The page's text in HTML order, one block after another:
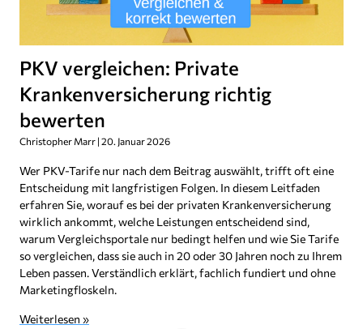
PKV vergleichen: Private
Krankenversicherung richtig
bewerten
Christopher Marr 20. Januar 2026
Wer PKV-Tarife nur nach dem Beitrag auswählt, trifft oft eine
Entscheidung mit langfristigen Folgen. In diesem Leitfaden
erfahren Sie, worauf es bei der privaten Krankenversicherung
wirklich ankommt, welche Leistungen entscheidend sind,
warum Vergleichsportale nur bedingt helfen und wie Sie Tarife
so vergleichen, dass sie auch in 20 oder 30 Jahren noch zu Ihrem
Leben passen. Verständlich erklärt, fachlich fundiert und ohne
Marketingfloskeln.
Weiterlesen »